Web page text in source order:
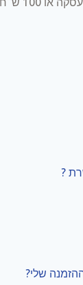
?
שלי?